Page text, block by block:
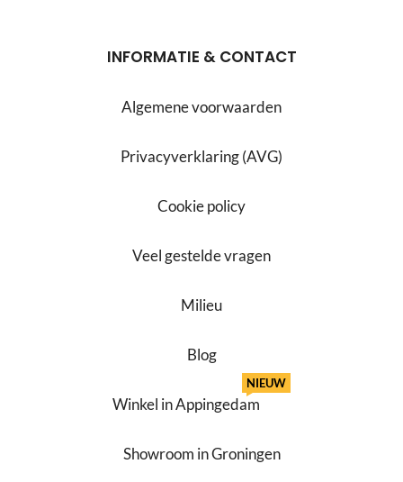
INFORMATIE & CONTACT
Algemene voorwaarden
Privacyverklaring (AVG)
Cookie policy
Veel gestelde vragen
Milieu
Blog
Winkel in Appingedam
NIEUW
Showroom in Groningen